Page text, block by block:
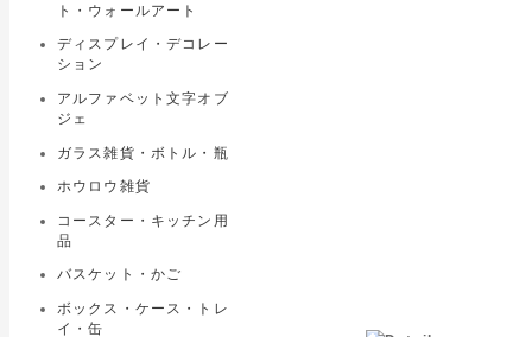
ト・ウォールアート
ディスプレイ・デコレー
ション
アルファベット文字オブ
ジェ
ガラス雑貨・ボトル・瓶
ホウロウ雑貨
コースター・キッチン用
品
バスケット・かご
ボックス・ケース・トレ
イ・缶